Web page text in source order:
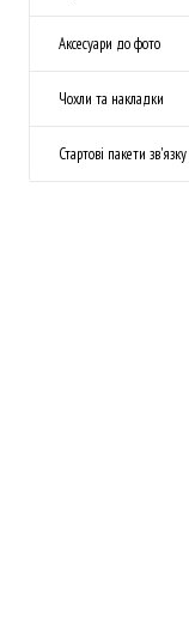
Аксесуари до фото
Чохли та накладки
Стартові пакети зв'язку